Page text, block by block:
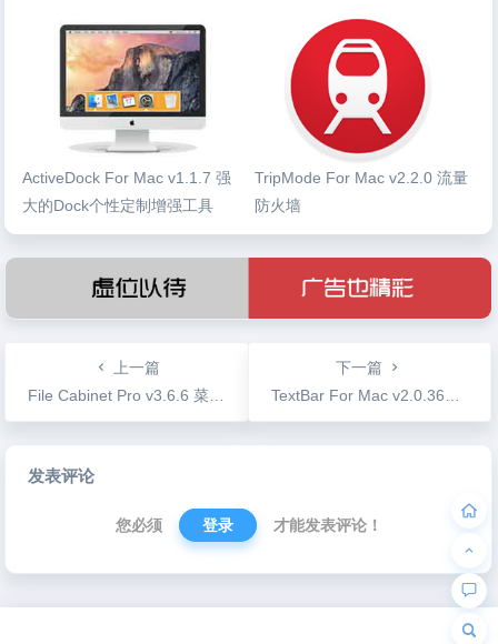
ActiveDock For Mac v1.1.7 强
大的Dock个性定制增强工具
TripMode For Mac v2.2.0 流量
防火墙
上一篇
File Cabinet Pro v3.6.6 菜单栏文件管理工具
下一篇
TextBar For Mac v2.0.362 顶部菜单栏显示统计信息
发表评论
您必须 登录 才能发表评论！